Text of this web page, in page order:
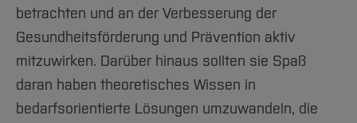
betrachten und an der Verbesserung der
Gesundheitsförderung und Prävention aktiv
mitzuwirken. Darüber hinaus sollten sie Spaß
daran haben theoretisches Wissen in
bedarfsorientierte Lösungen umzuwandeln, die